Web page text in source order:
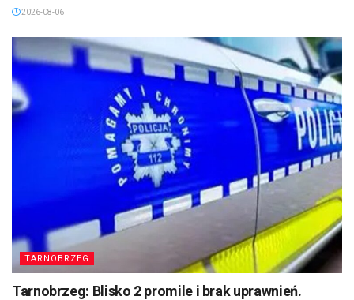
2026-08-06
TARNOBRZEG
Tarnobrzeg: Blisko 2 promile i brak uprawnień.